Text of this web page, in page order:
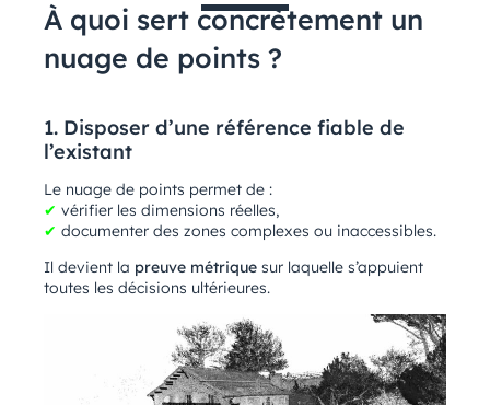
À quoi sert concrètement un
nuage de points ?
1. Disposer d’une référence fiable de
l’existant
Le nuage de points permet de :
✔ vérifier les dimensions réelles,
✔ documenter des zones complexes ou inaccessibles.
Il devient la preuve métrique sur laquelle s’appuient
toutes les décisions ultérieures.